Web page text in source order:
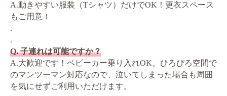
A.動きやすい服装（Tシャツ）だけでOK！更衣スペース
もご用意！
.
.
Q. 子連れは可能ですか？
A.大歓迎です！ベビーカー乗り入れOK。ひろびろ空間で
のマンツーマン対応なので、泣いてしまった場合も周囲
を気にせずご利用いただけます。